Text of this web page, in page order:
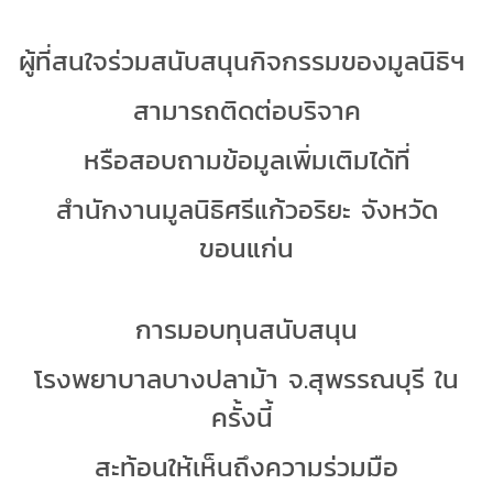
ผู้ที่สนใจร่วมสนับสนุนกิจกรรมของมูลนิธิฯ
สามารถติดต่อบริจาค
หรือสอบถามข้อมูลเพิ่มเติมได้ที่
สำนักงานมูลนิธิศรีแก้วอริยะ จังหวัด
ขอนแก่น
การมอบทุนสนับสนุน
โรงพยาบาลบางปลาม้า จ.สุพรรณบุรี ใน
ครั้งนี้
สะท้อนให้เห็นถึงความร่วมมือ